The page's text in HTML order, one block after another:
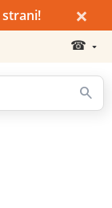
×
☎